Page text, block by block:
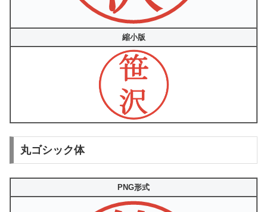
縮小版
丸ゴシック体
PNG形式